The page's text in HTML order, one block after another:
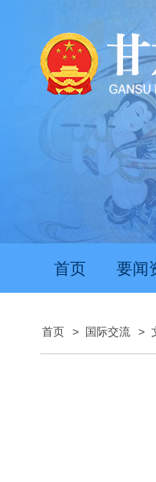
首页 要闻
首页 > 国际交流 >